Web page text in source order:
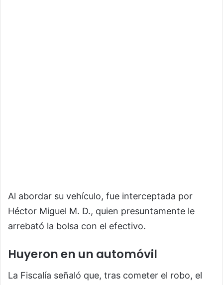
Al abordar su vehículo, fue interceptada por
Héctor Miguel M. D., quien presuntamente le
arrebató la bolsa con el efectivo.
Huyeron en un automóvil
La Fiscalía señaló que, tras cometer el robo, el